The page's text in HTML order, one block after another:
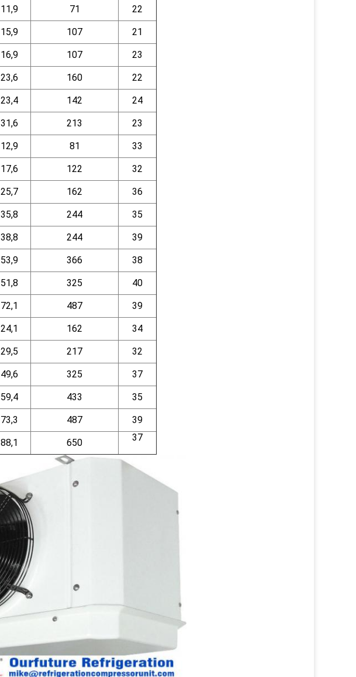
11,9 71
22
15,9 107
21
16,9 107
23
23,6 160
22
23,4 142
24
31,6 213
23
12,9 81
33
17,6 122
32
25,7 162
36
35,8 244
35
38,8 244
39
53,9 366
38
51,8 325
40
72,1 487
39
24,1 162
34
29,5 217
32
49,6 325
37
59,4 433
35
73,3 487
39
88,1 650 37